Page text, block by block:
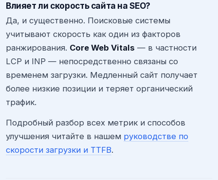
Влияет ли скорость сайта на SEO?
Да, и существенно. Поисковые системы
учитывают скорость как один из факторов
ранжирования. Core Web Vitals — в частности
LCP и INP — непосредственно связаны со
временем загрузки. Медленный сайт получает
более низкие позиции и теряет органический
трафик.
Подробный разбор всех метрик и способов
улучшения читайте в нашем руководстве по
скорости загрузки и TTFB.